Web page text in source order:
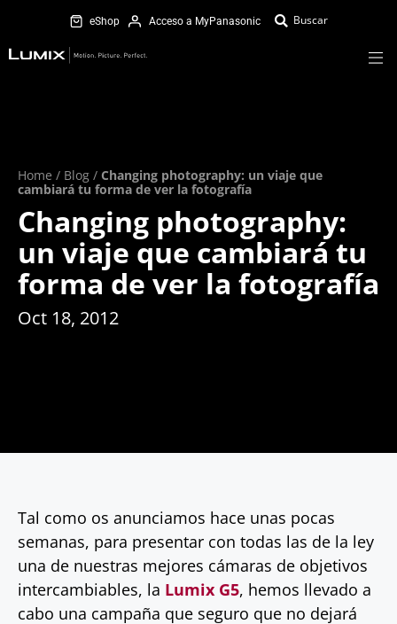
eShop Acceso a MyPanasonic
Home / Blog / Changing photography: un viaje que
cambiará tu forma de ver la fotografía
Changing photography:
un viaje que cambiará tu
forma de ver la fotografía
Oct 18, 2012
Tal como os anunciamos hace unas pocas
semanas, para presentar con todas las de la ley
una de nuestras mejores cámaras de objetivos
intercambiables, la Lumix G5, hemos llevado a
cabo una campaña que seguro que no dejará